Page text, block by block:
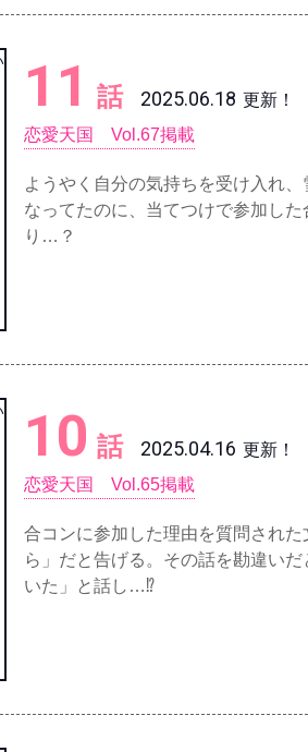
11 話 2025.06.18 更新！
恋愛天国 Vol.67掲載
ようやく自分の気持ちを受け入れ
なってたのに、当てつけで参加し
り…？
10 話 2025.04.16 更新！
恋愛天国 Vol.65掲載
合コンに参加した理由を質問され
ら」だと告げる。その話を勘違い
いた」と話し…⁉